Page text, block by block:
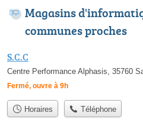
Magasins
communes proches
S.C.C
Centre Performance Alphasis, 35760
Fermé, ouvre à 9h
Horaires Téléphone